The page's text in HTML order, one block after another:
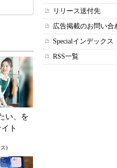
い、を
ト
)
リリース送付先
広告掲載のお問い合
Specialインデックス
RSS一覧